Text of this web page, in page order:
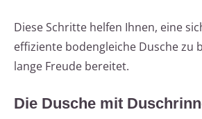
Diese Schritte helfen Ihnen, eine
effiziente bodengleiche Dusche zu
lange Freude bereitet.
Die Dusche mit